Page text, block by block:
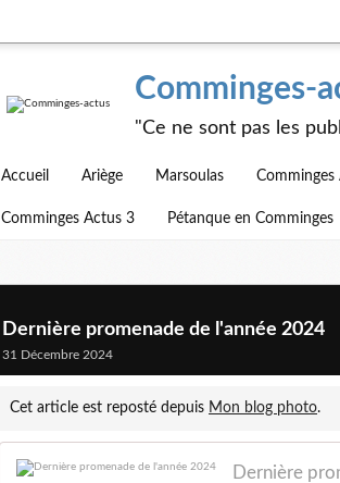
Comminges-
"Ce ne sont pas les
Accueil Ariège Marsoulas Comminges
Comminges Actus 3 Pétanque en Comminges
Dernière promenade de l'année 2024
31 Décembre 2024
Cet article est reposté depuis Mon blog photo.
Dernière